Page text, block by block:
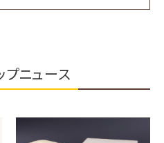
プニュース